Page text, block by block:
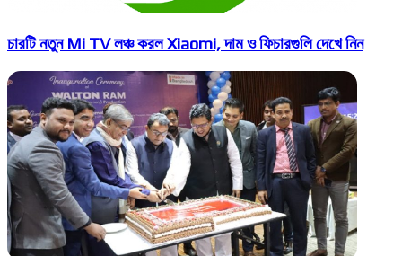
চারটি নতুন Mi TV লঞ্চ করল Xiaomi, দাম ও ফিচারগুলি দেখে নিন